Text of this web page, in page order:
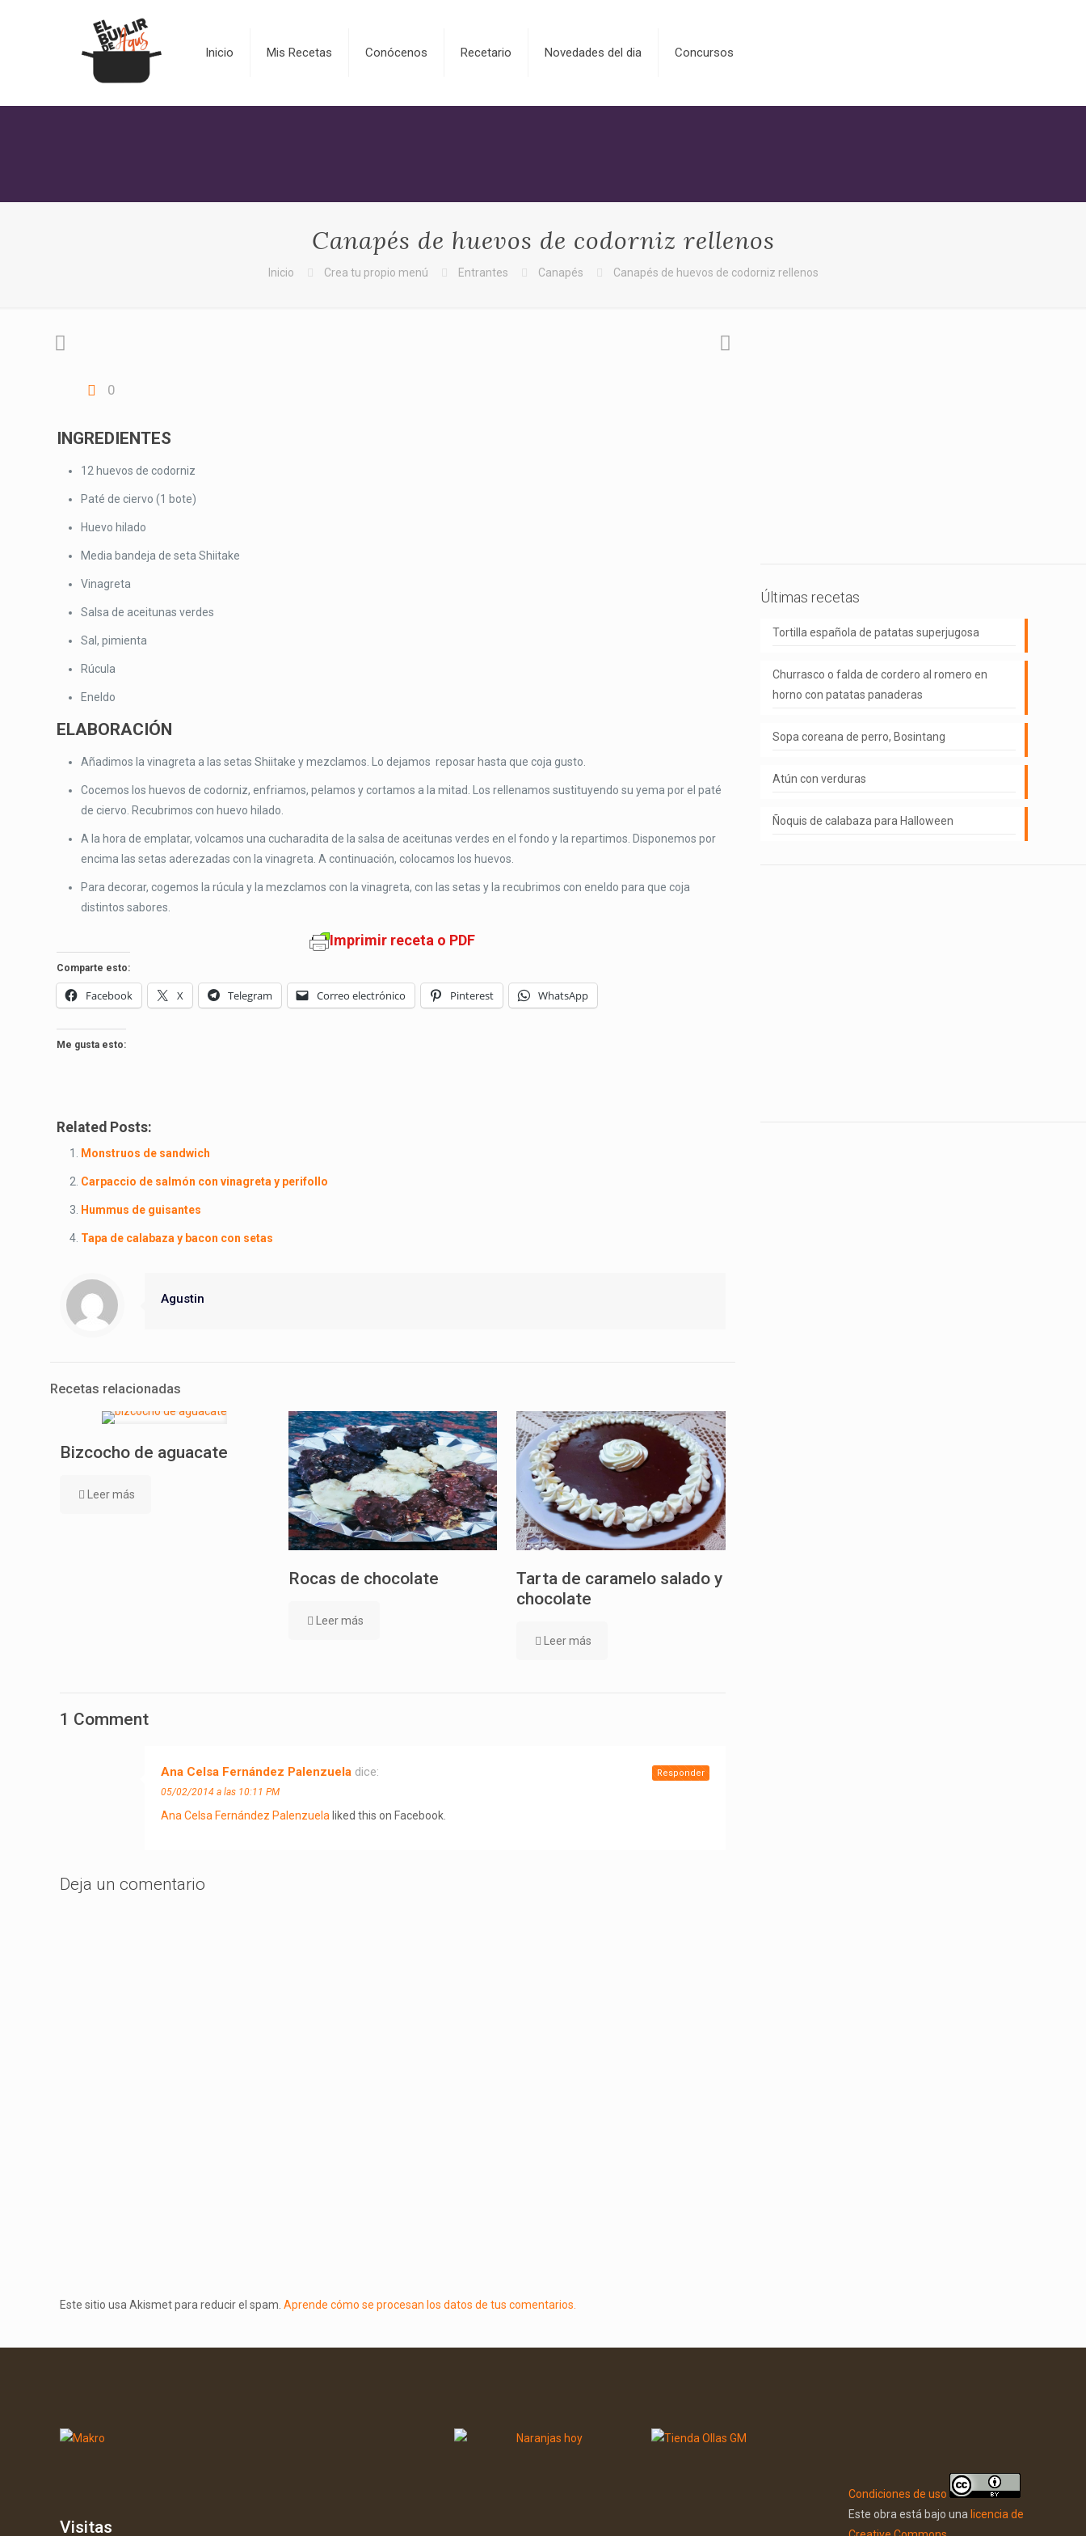
Inicio Mis Recetas Conócenos Recetario Novedades del dia Concursos
Canapés de huevos de codorniz rellenos
Inicio Crea tu propio menú Entrantes Canapés Canapés de huevos de codorniz rellenos
0
INGREDIENTES
12 huevos de codorniz
Paté de ciervo (1 bote)
Huevo hilado
Media bandeja de seta Shiitake
Vinagreta
Salsa de aceitunas verdes
Sal, pimienta
Rúcula
Eneldo
ELABORACIÓN
Añadimos la vinagreta a las setas Shiitake y mezclamos. Lo dejamos reposar hasta que coja gusto.
Cocemos los huevos de codorniz, enfriamos, pelamos y cortamos a la mitad. Los rellenamos sustituyendo su yema por el paté
de ciervo. Recubrimos con huevo hilado.
A la hora de emplatar, volcamos una cucharadita de la salsa de aceitunas verdes en el fondo y la repartimos. Disponemos por
encima las setas aderezadas con la vinagreta. A continuación, colocamos los huevos.
Para decorar, cogemos la rúcula y la mezclamos con la vinagreta, con las setas y la recubrimos con eneldo para que coja
distintos sabores.
Imprimir receta o PDF
Comparte esto:
Facebook X Telegram Correo electrónico Pinterest WhatsApp
Me gusta esto:
Related Posts:
Monstruos de sandwich
Carpaccio de salmón con vinagreta y perifollo
Hummus de guisantes
Tapa de calabaza y bacon con setas
Agustin
Recetas relacionadas
Bizcocho de aguacate
Leer más
Rocas de chocolate
Leer más
Tarta de caramelo salado y
chocolate
Leer más
1 Comment
Ana Celsa Fernández Palenzuela dice:
05/02/2014 a las 10:11 PM
Ana Celsa Fernández Palenzuela liked this on Facebook.
Responder
Deja un comentario
Este sitio usa Akismet para reducir el spam. Aprende cómo se procesan los datos de tus comentarios.
Últimas recetas
Tortilla española de patatas superjugosa
Churrasco o falda de cordero al romero en
horno con patatas panaderas
Sopa coreana de perro, Bosintang
Atún con verduras
Ñoquis de calabaza para Halloween
Visitas
Condiciones de uso
Este obra está bajo una licencia de